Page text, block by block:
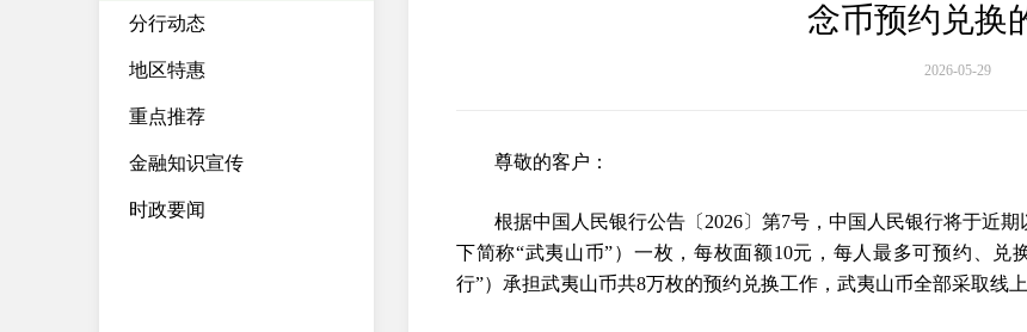
分行动态
地区特惠
重点推荐
金融知识宣传
时政要闻
念币预约兑换
2026-05-29
尊敬的客户：
根据中国人民银行公告〔2026〕第7号，中国人民银行将于近
下简称“武夷山币”）一枚，每枚面额10元，每人最多可预约、兑
行”）承担武夷山币共8万枚的预约兑换工作，武夷山币全部采取线